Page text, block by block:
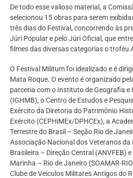
De todo esse valioso material, a
selecionou 15 obras para serem
três dias do Festival, concorrendo às
Júri Popular e pelo Júri Oficial, que
filmes das diversas categorias o troféu
O Festival Militum foi idealizado e é
Mata Roque. O evento é organizado
parceria com o Instituto de Geografia e
(IGHMB), o Centro de Estudos e
Exército da Diretoria do Patrimônio
Exército (CEPHiMEx/DPHCEx), a
Terrestre do Brasil – Seção Rio de
Associação Nacional dos Veteranos da
Brasileira – Direção Central (ANVFEB)
Marinha – Rio de Janeiro (SOAMAR-
Clube de Veículos Militares Antigos do